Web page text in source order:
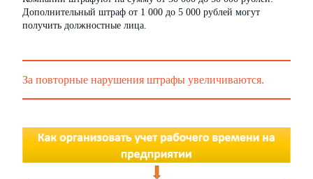
Дополнительный штраф от 1 000 до 5 000 рублей могут
получить должностные лица.
За повторные нарушения штрафы увеличиваются.